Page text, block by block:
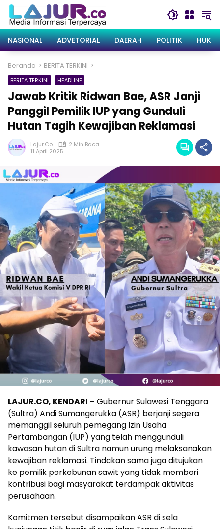
Langsung
konten
NASIONAL
ADVETORIAL DAERAH POLITIK
Beranda BERITA TERKINI
BERITA TERKINI HEADLINE
Jawab Kritik Ridwan Bae, ASR Janji
Panggil Pemilik IUP yang Gunduli
Hutan Tagih Kewajiban Reklamasi
Lajur.co
2 Min Baca
11 April 2025
LAJUR.CO, KENDARI – Gubernur Sulawesi Tenggara
(Sultra) Andi Sumangerukka (ASR) berjanji segera
memanggil seluruh pemegang Izin Usaha
Pertambangan (IUP) yang telah menggunduli
kawasan hutan di Sultra namun urung melaksanakan
kewajiban reklamasi. Tindakan sama juga ditujukan
ke pemilik perkebunan sawit yang tidak memberi
kontribusi bagi masyarakat terdampak aktivitas
perusahaan.
Komitmen tersebut disampaikan ASR di sela